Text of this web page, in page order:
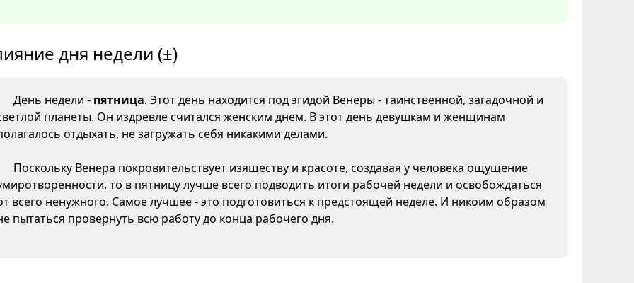
дня недели (±)
День недели - пятница. Этот день находится под эгидой Венеры - таинственной, загадочной и
планеты. Он издревле считался женским днем. В этот день девушкам и женщинам
отдыхать, не загружать себя никакими делами.
Поскольку Венера покровительствует изяществу и красоте, создавая у человека ощущение
то в пятницу лучше всего подводить итоги рабочей недели и освобождаться
всего ненужного. Самое лучшее - это подготовиться к предстоящей неделе. И никоим образом
пытаться провернуть всю работу до конца рабочего дня.